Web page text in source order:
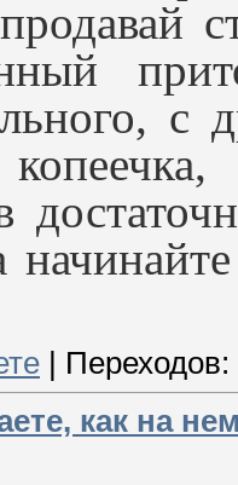
с
Переходов:
как на